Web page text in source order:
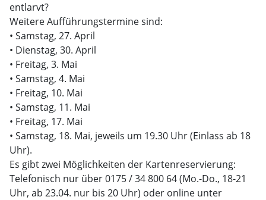
entlarvt?
Weitere Aufführungstermine sind:
• Samstag, 27. April
• Dienstag, 30. April
• Freitag, 3. Mai
• Samstag, 4. Mai
• Freitag, 10. Mai
• Samstag, 11. Mai
• Freitag, 17. Mai
• Samstag, 18. Mai, jeweils um 19.30 Uhr (Einlass ab 18
Uhr).
Es gibt zwei Möglichkeiten der Kartenreservierung:
Telefonisch nur über 0175 / 34 800 64 (Mo.-Do., 18-21
Uhr, ab 23.04. nur bis 20 Uhr) oder online unter